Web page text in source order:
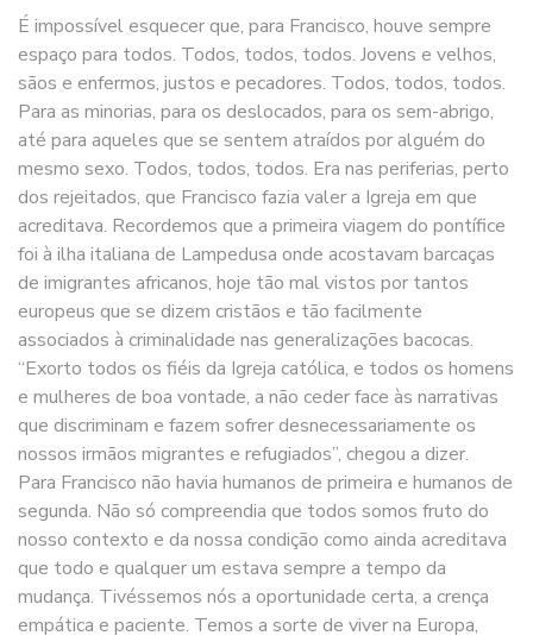
É impossível esquecer que, para Francisco, houve sempre
espaço para todos. Todos, todos, todos. Jovens e velhos,
sãos e enfermos, justos e pecadores. Todos, todos, todos.
Para as minorias, para os deslocados, para os sem-abrigo,
até para aqueles que se sentem atraídos por alguém do
mesmo sexo. Todos, todos, todos. Era nas periferias, perto
dos rejeitados, que Francisco fazia valer a Igreja em que
acreditava. Recordemos que a primeira viagem do pontífice
foi à ilha italiana de Lampedusa onde acostavam barcaças
de imigrantes africanos, hoje tão mal vistos por tantos
europeus que se dizem cristãos e tão facilmente
associados à criminalidade nas generalizações bacocas.
“Exorto todos os fiéis da Igreja católica, e todos os homens
e mulheres de boa vontade, a não ceder face às narrativas
que discriminam e fazem sofrer desnecessariamente os
nossos irmãos migrantes e refugiados”, chegou a dizer.
Para Francisco não havia humanos de primeira e humanos de
segunda. Não só compreendia que todos somos fruto do
nosso contexto e da nossa condição como ainda acreditava
que todo e qualquer um estava sempre a tempo da
mudança. Tivéssemos nós a oportunidade certa, a crença
empática e paciente. Temos a sorte de viver na Europa,